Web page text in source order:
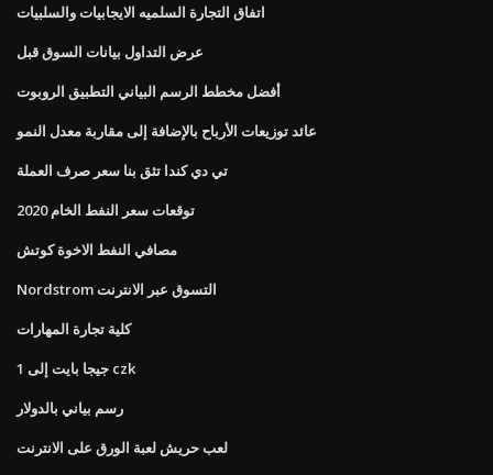
اتفاق التجارة السلميه الايجابيات والسلبيات
عرض التداول بيانات السوق قبل
أفضل مخطط الرسم البياني التطبيق الروبوت
عائد توزيعات الأرباح بالإضافة إلى مقاربة معدل النمو
تي دي كندا تثق بنا سعر صرف العملة
توقعات سعر النفط الخام 2020
مصافي النفط الاخوة كوتش
Nordstrom التسوق عبر الانترنت
كلية تجارة المهارات
1 جيجا بايت إلى czk
رسم بياني بالدولار
لعب حريش لعبة الورق على الانترنت